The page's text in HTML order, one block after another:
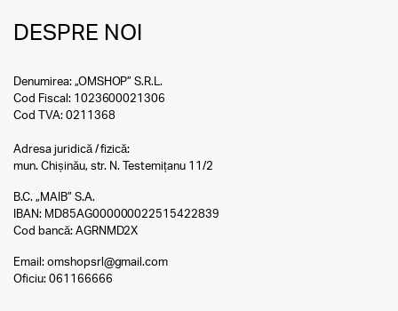
DESPRE NOI
Denumirea: „OMSHOP” S.R.L.
Cod Fiscal: 1023600021306
Cod TVA: 0211368
Adresa juridică / fizică:
mun. Chișinău, str. N. Testemițanu 11/2
B.C. „MAIB” S.A.
IBAN: MD85AG000000022515422839
Cod bancă: AGRNMD2X
Email: omshopsrl@gmail.com
Oficiu: 061166666